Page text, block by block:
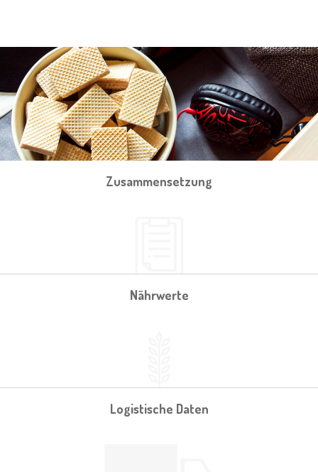
Zusammensetzung
Nährwerte
Logistische Daten